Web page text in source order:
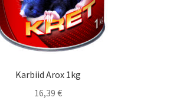
Karbiid Arox 1kg
16,39 €